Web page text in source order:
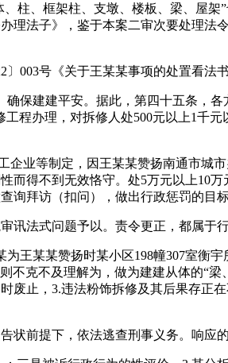
柱、框架柱、支墩、楼板、梁、屋架
理法子》，鉴于本案二审次要处理法
号《关于王某某事项的处置看法
保建建平安。据此，第四十五条，各
程办理，对拆修人处500元以上1千
业等制定，因王某某赞扬南通市城
得不到无效恪守。处5万元以上10
询拜访（扣问），做出行政惩罚的目
法式问题予以。责令更正，都属于行
某某赞扬时某小区198幢307室衡宇
克不及理解为，做为建建从体的“
废止，3.违法粉饰拆修及其后果存正
前提下，依法逃查刑事义务。响应